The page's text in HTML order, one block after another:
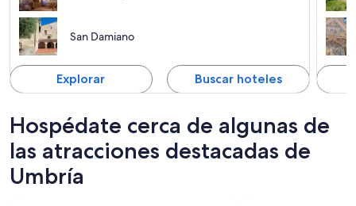
San Damiano
Explorar Buscar hoteles
Hospédate cerca de algunas de
las atracciones destacadas de
Umbría